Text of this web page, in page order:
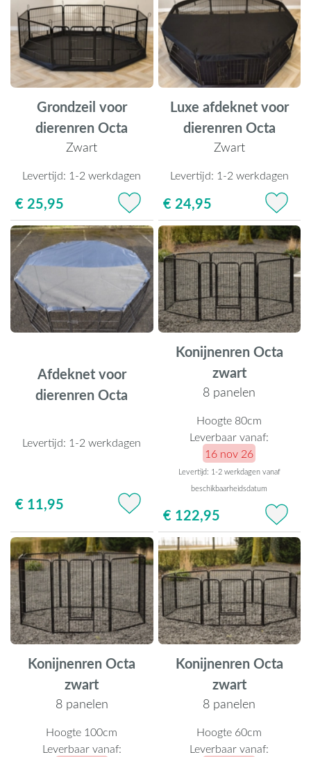
Grondzeil voor
dierenren Octa
Zwart
Levertijd: 1-2 werkdagen
€ 25,95
Luxe afdeknet voor
dierenren Octa
Zwart
Levertijd: 1-2 werkdagen
€ 24,95
Afdeknet voor
dierenren Octa
Levertijd: 1-2 werkdagen
€ 11,95
Konijnenren Octa
zwart
8 panelen
Hoogte 80cm
Leverbaar vanaf:
16 nov 26
Levertijd: 1-2 werkdagen vanaf
beschikbaarheidsdatum
€ 122,95
Konijnenren Octa
zwart
8 panelen
Hoogte 100cm
Leverbaar vanaf:
Konijnenren Octa
zwart
8 panelen
Hoogte 60cm
Leverbaar vanaf: